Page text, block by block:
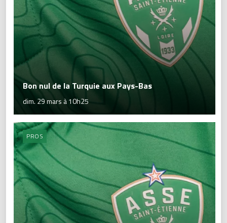
Bon nul de la Turquie aux Pays-Bas
dim. 29 mars à 10h25
PROS